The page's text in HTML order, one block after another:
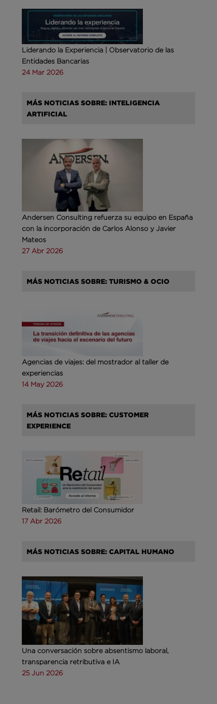
Liderando la Experiencia | Observatorio de las
Entidades Bancarias
24 Mar 2026
MÁS NOTICIAS SOBRE: INTELIGENCIA
ARTIFICIAL
Andersen Consulting refuerza su equipo en España
con la incorporación de Carlos Alonso y Javier
Mateos
27 Abr 2026
MÁS NOTICIAS SOBRE: TURISMO & OCIO
Agencias de viajes: del mostrador al taller de
experiencias
14 May 2026
MÁS NOTICIAS SOBRE: CUSTOMER
EXPERIENCE
Retail: Barómetro del Consumidor
17 Abr 2026
MÁS NOTICIAS SOBRE: CAPITAL HUMANO
Una conversación sobre absentismo laboral,
transparencia retributiva e IA
25 Jun 2026